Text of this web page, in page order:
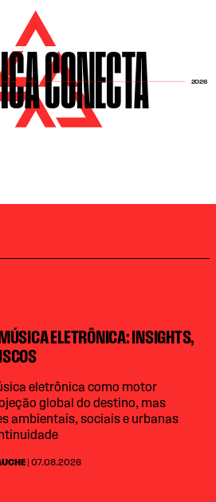
CONECTA 2026
ELETRÔNICA: INSIGHTS,
eletrônica como motor
global do destino, mas
ambientais, sociais e urbanas
| 07.08.2026